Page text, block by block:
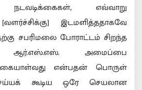
நடவடிக்கைகள், எவ்வாறு
இடமளித்ததாகவே
சபரிமலை போராட்டம் சிறந்த
ஆர்.எஸ்.எஸ். அமைப்பை
என்பதன் பொருள்
கூடிய ஒரே செயலான